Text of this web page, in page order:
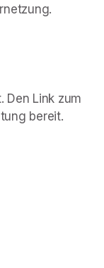
Den Link zum
bereit.